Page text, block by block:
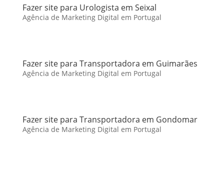
Fazer site para Urologista em Seixal
Agência de Marketing Digital em Portugal
Fazer site para Transportadora em Guimarães
Agência de Marketing Digital em Portugal
Fazer site para Transportadora em Gondomar
Agência de Marketing Digital em Portugal